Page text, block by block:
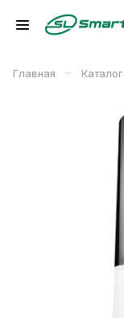
Главная – Каталог